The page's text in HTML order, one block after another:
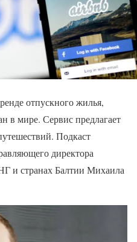
отпускного жилья,
в мире. Сервис предлагает
Подкаст
директора
и странах Балтии Михаила